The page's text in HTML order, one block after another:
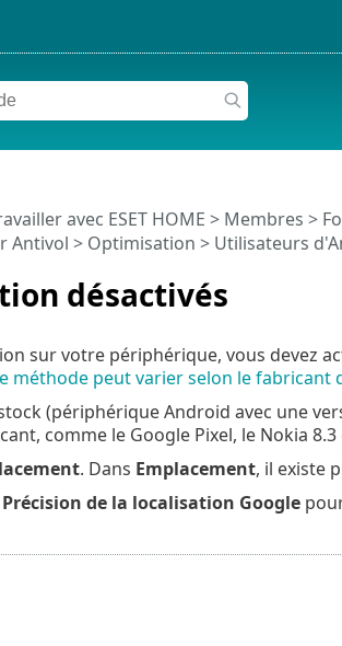
désactivés
avec ESET HOME > Membres >
Antivol > Optimisation > Utilisateurs
sur votre périphérique, vous devez
méthode peut varier selon le fabricant
(périphérique Android avec une
comme le Google Pixel, le Nokia
. Dans Emplacement, il existe
Précision de la localisation Google